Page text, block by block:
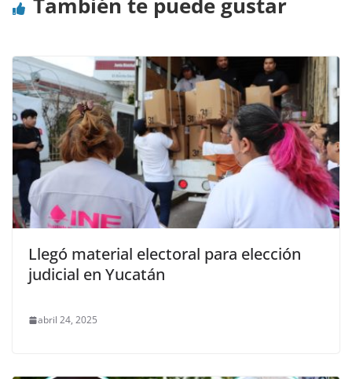
También te puede gustar
Llegó material electoral para elección
judicial en Yucatán
abril 24, 2025